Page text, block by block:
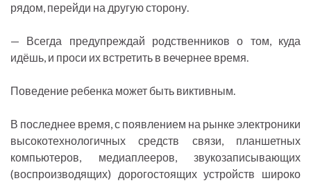
рядом, перейди на другую сторону.
— Всегда предупреждай родственников о том, куда
идёшь, и проси их встретить в вечернее время.
Поведение ребенка может быть виктивным.
В последнее время, с появлением на рынке электроники
высокотехнологичных средств связи, планшетных
компьютеров, медиаплееров, звукозаписывающих
(воспроизводящих) дорогостоящих устройств широко